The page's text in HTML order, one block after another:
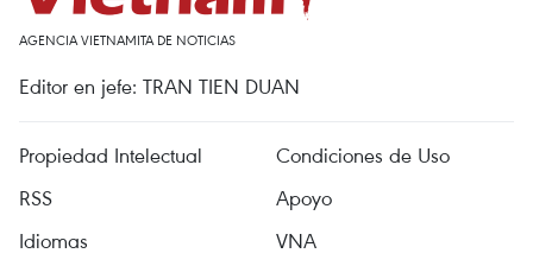
AGENCIA VIETNAMITA DE NOTICIAS
Editor en jefe: TRAN TIEN DUAN
Propiedad Intelectual
Condiciones de Uso
RSS
Apoyo
Idiomas
VNA